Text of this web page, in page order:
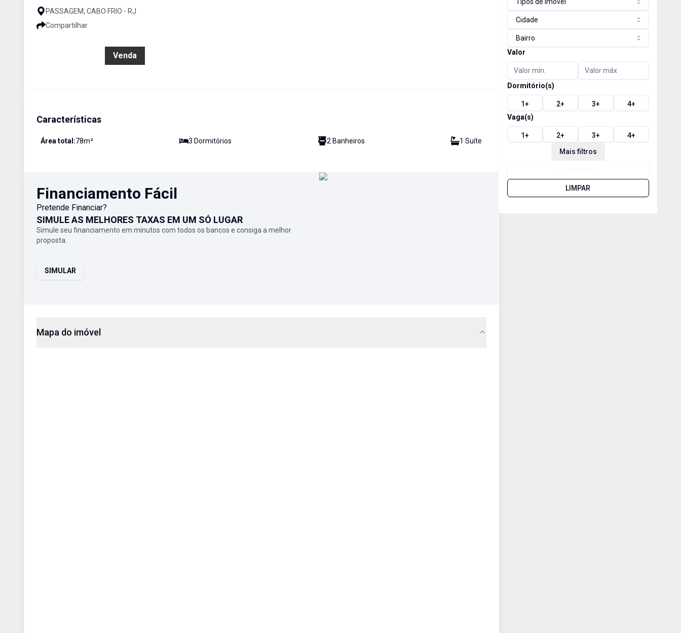
PASSAGEM, CABO FRIO - RJ
Compartilhar
Venda
Características
Área total:78m² 3 Dormitórios 2 Banheiros 1 Suíte
Financiamento Fácil
Pretende Financiar?
SIMULE AS MELHORES TAXAS EM UM SÓ LUGAR
Simule seu financiamento em minutos com todos os bancos e consiga a melhor
proposta.
SIMULAR
Mapa do imóvel
Cidade
Bairro
Valor
Dormitório(s)
1+ 2+ 3+ 4+
Vaga(s)
1+ 2+ 3+ 4+
Mais filtros
LIMPAR